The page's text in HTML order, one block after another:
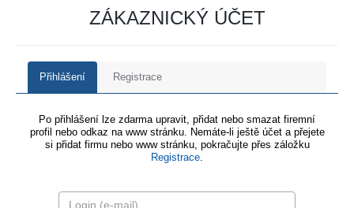
ZÁKAZNICKÝ ÚČET
Přihlášení Registrace
Po přihlášení lze zdarma upravit, přidat nebo smazat firemní
profil nebo odkaz na www stránku. Nemáte-li ještě účet a přejete
si přidat firmu nebo www stránku, pokračujte přes záložku
Registrace.